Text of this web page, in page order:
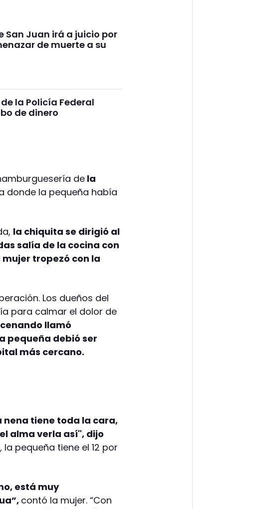
San Juan irá a juicio por
de muerte a su
la Policía Federal
de dinero
de la
donde la pequeña había
la chiquita se dirigió al
salía de la cocina con
tropezó con la
Los dueños del
para calmar el dolor de
llamó
pequeña debió ser
más cercano.
nena tiene toda la cara,
alma verla así", dijo
pequeña tiene el 12 por
está muy
contó la mujer. “Con